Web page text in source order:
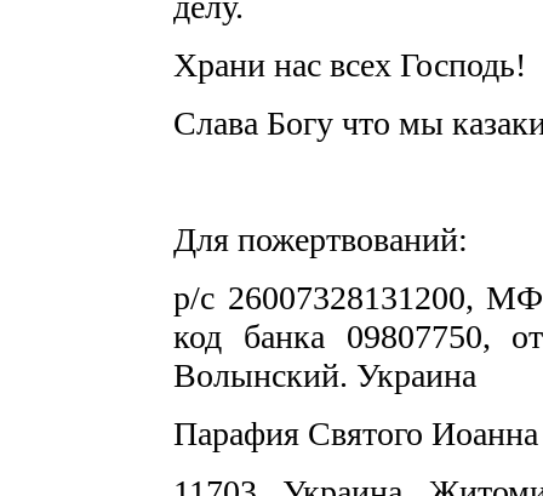
Храни нас всех Господь!
Слава Богу что мы
Для пожертвований:
р/с 26007328131200,
код банка 09807750,
Волынский. Украина
Парафия Святого Иоанна